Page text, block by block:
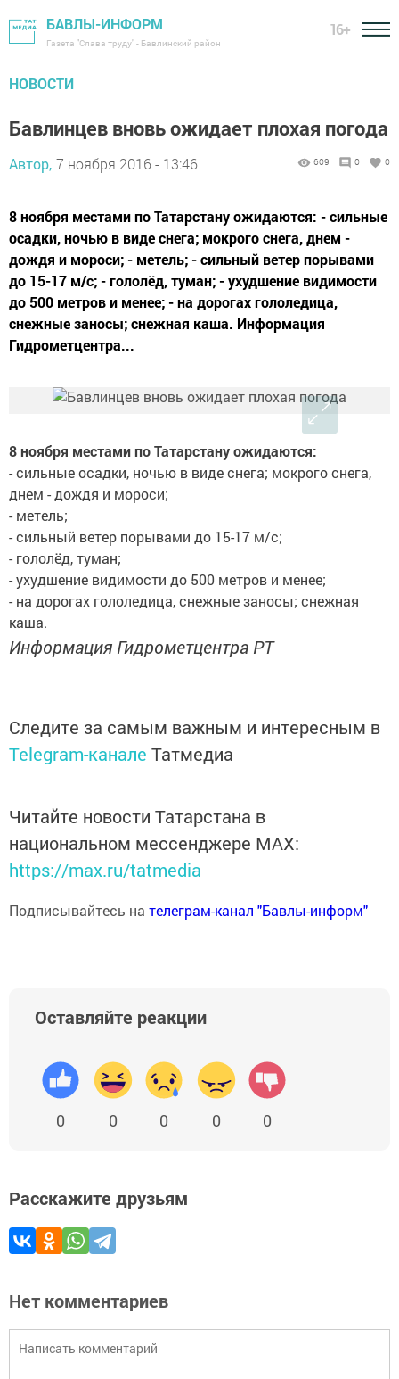
БАВЛЫ-ИНФОРМ
Газета "Слава труду" - Бавлинский район
16+
НОВОСТИ
Бавлинцев вновь ожидает плохая погода
Автор, 7 ноября 2016 - 13:46 609 0 0
8 ноября местами по Татарстану ожидаются: - сильные
осадки, ночью в виде снега; мокрого снега, днем -
дождя и мороси; - метель; - сильный ветер порывами
до 15-17 м/с; - гололёд, туман; - ухудшение видимости
до 500 метров и менее; - на дорогах гололедица,
снежные заносы; снежная каша. Информация
Гидрометцентра...
8 ноября местами по Татарстану ожидаются:
- сильные осадки, ночью в виде снега; мокрого снега,
днем - дождя и мороси;
- метель;
- сильный ветер порывами до 15-17 м/с;
- гололёд, туман;
- ухудшение видимости до 500 метров и менее;
- на дорогах гололедица, снежные заносы; снежная
каша.
Информация Гидрометцентра РТ
Следите за самым важным и интересным в
Telegram-канале Татмедиа
Читайте новости Татарстана в
национальном мессенджере MАХ:
https://max.ru/tatmedia
Подписывайтесь на телеграм-канал "Бавлы-информ"
Оставляйте реакции
0 0 0 0 0
Расскажите друзьям
Нет комментариев